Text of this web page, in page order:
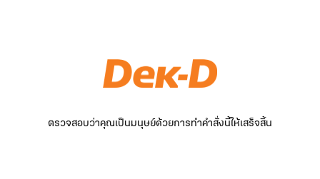
ตรวจสอบว่าคุณเป็นมนุษย์ด้วยการทำคำสั่งนี้ให้เสร็จสิ้น